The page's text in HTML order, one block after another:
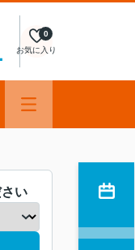
お気に入り
0
い